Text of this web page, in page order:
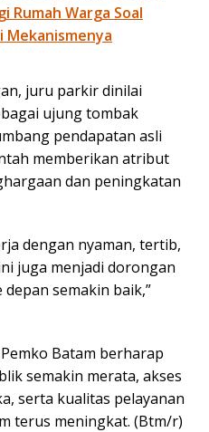
Rumah Warga Soal
Mekanismenya
juru parkir dinilai
ujung tombak
pendapatan asli
memberikan atribut
dan peningkatan
dengan nyaman, tertib,
juga menjadi dorongan
semakin baik,”
Batam berharap
semakin merata, akses
serta kualitas pelayanan
terus meningkat. (Btm/r)